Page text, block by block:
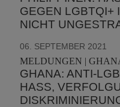
GEGEN LGBTQI+
NICHT
06. SEPTEMBER 2021
MELDUNGEN |
GHANA: ANTI-
HASS,